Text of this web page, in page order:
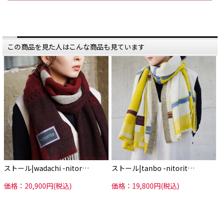
またマネージャーの鈴木さんの取り
組みに
強く共感し、この地に移り住んで、
Nitoritoのデザインを担当すること
になりました。
そんな斎藤さんが強い感動を覚え
た、
米沢の豊かな自然広がる風景の魅力
は、
そのままデザインに反映されていま
す。
「mountain＆moon」は、
その名の通り、３６０度山に囲まれ
た中に
ぽっかりと浮かぶ月と星が表現され
ています。
（画像1-4枚目）
「米沢にいると圧倒的な山の存在を
感じると同時に、包み込まれるよう
安心感があります」
#日本いいもの屋 #丁寧な暮らし #暮
らし #通販 #通販サイト #ECサイト #
雑貨店 #ショップ #インターネット
ショップ #職人 #職人技 #伝統工芸 #
贈り物 #引き出物 #ギフト #gift #日
本製 #madeinjapan #nitorito #米沢 #
ストール #スヌード #ファッション #
テキスタイル
この商品を見た人はこんな商品も見ています
ストール|wadachi -nitor…
価格：20,900円(税込)
ストール|tanbo -nitorit…
価格：19,800円(税込)